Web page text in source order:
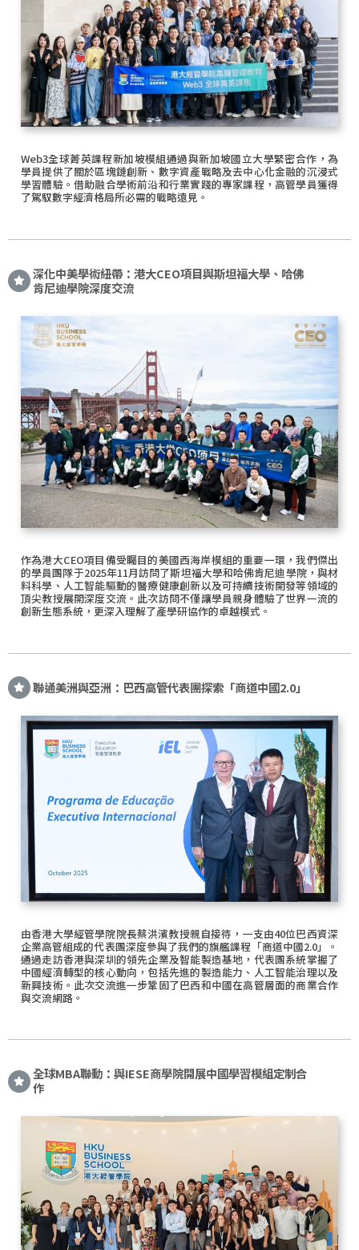
Web3全球菁英課程新加坡模組通過與新加坡國立大學緊密合作，為
學員提供了關於區塊鏈創新、數字資產戰略及去中心化金融的沉浸式
學習體驗。借助融合學術前沿和行業實踐的專家課程，高管學員獲得
了駕馭數字經濟格局所必需的戰略遠見。
深化中美學術紐帶：港大CEO項目與斯坦福大學、哈佛
肯尼迪學院深度交流
作為港大CEO項目備受矚目的美國西海岸模組的重要一環，我們傑出
的學員團隊于2025年11月訪問了斯坦福大學和哈佛肯尼迪學院，與材
料科學、人工智能驅動的醫療健康創新以及可持續技術開發等領域的
頂尖教授展開深度交流。此次訪問不僅讓學員親身體驗了世界一流的
創新生態系統，更深入理解了產學研協作的卓越模式。
聯通美洲與亞洲：巴西高管代表團探索「商道中國2.0」
由香港大學經管學院院長蔡洪濱教授親自接待，一支由40位巴西資深
企業高管組成的代表團深度參與了我們的旗艦課程「商道中國2.0」。
通過走訪香港與深圳的領先企業及智能製造基地，代表團系統掌握了
中國經濟轉型的核心動向，包括先進的製造能力、人工智能治理以及
新興技術。此次交流進一步鞏固了巴西和中國在高管層面的商業合作
與交流網路。
全球MBA聯動：與IESE商學院開展中國學習模組定制合
作